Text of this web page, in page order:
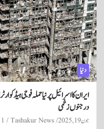
دنیا
ایران کا اسرائیل پر نیا حملہ فوجی
درجنوں زخمی
جون 19, 2025 Tashakur News
1 Comment